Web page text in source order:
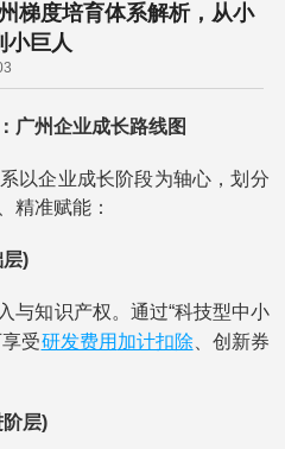
梯度培育体系解析，从小
小巨人
州企业成长路线图
企业成长阶段为轴心，划分
精准赋能：
)
知识产权。通过“科技型中小
受研发费用加计扣除 、创新券
层)